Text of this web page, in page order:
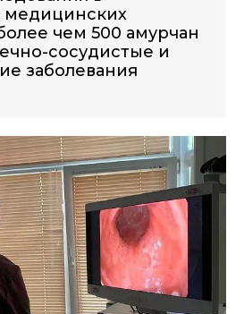
чем 500 амурчан
сосудистые и
заболевания